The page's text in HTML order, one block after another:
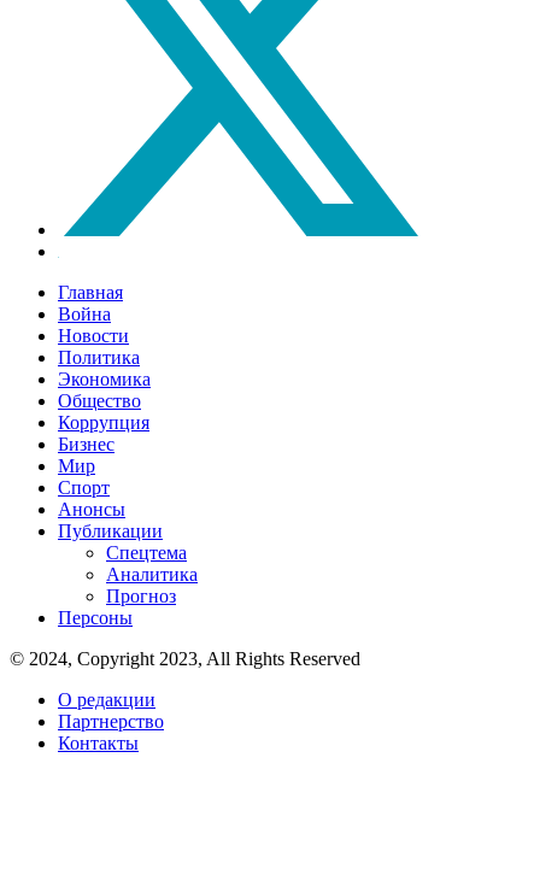
Главная
Война
Новости
Политика
Экономика
Общество
Коррупция
Бизнес
Мир
Спорт
Анонсы
Публикации
Спецтема
Аналитика
Прогноз
Персоны
© 2024, Copyright 2023, All Rights Reserved
О редакции
Партнерство
Контакты